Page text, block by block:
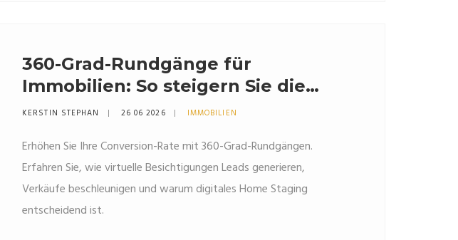
360-Grad-Rundgänge für
Immobilien: So steigern Sie die
Conversion im Verkauf
KERSTIN STEPHAN 26 06 2026 IMMOBILIEN
Erhöhen Sie Ihre Conversion-Rate mit 360-Grad-Rundgängen.
Erfahren Sie, wie virtuelle Besichtigungen Leads generieren,
Verkäufe beschleunigen und warum digitales Home Staging
entscheidend ist.